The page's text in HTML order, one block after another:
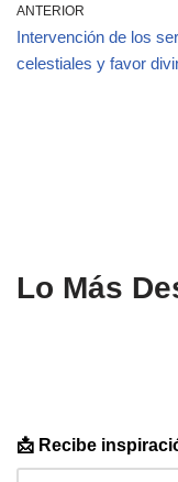
ANTERIOR
Intervención de los
celestiales y favor
Lo Más
📩 Recibe